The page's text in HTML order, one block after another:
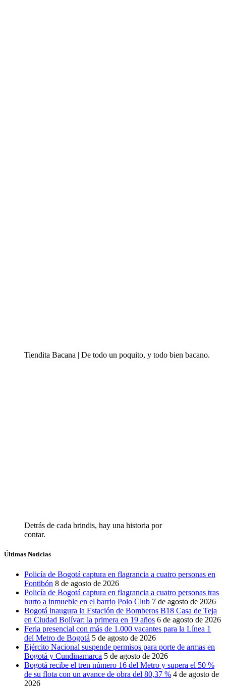
Tiendita Bacana | De todo un poquito, y todo bien bacano.
Detrás de cada brindis, hay una historia por
contar.
Últimas Noticias
Policía de Bogotá captura en flagrancia a cuatro personas en
Fontibón 8 de agosto de 2026
Policía de Bogotá captura en flagrancia a cuatro personas tras
hurto a inmueble en el barrio Polo Club 7 de agosto de 2026
Bogotá inaugura la Estación de Bomberos B18 Casa de Teja
en Ciudad Bolívar: la primera en 19 años 6 de agosto de 2026
Feria presencial con más de 1.000 vacantes para la Línea 1
del Metro de Bogotá 5 de agosto de 2026
Ejército Nacional suspende permisos para porte de armas en
Bogotá y Cundinamarca 5 de agosto de 2026
Bogotá recibe el tren número 16 del Metro y supera el 50 %
de su flota con un avance de obra del 80,37 % 4 de agosto de
2026